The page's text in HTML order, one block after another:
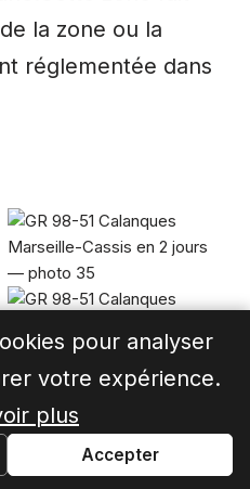
la zone ou la
réglementée dans
ce matin, et ils
pour analyser
votre expérience.
plus
Accepter